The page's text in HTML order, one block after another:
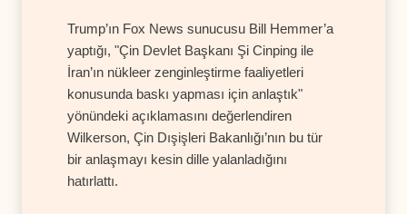
Trump’ın Fox News sunucusu Bill Hemmer’a
yaptığı, "Çin Devlet Başkanı Şi Cinping ile
İran’ın nükleer zenginleştirme faaliyetleri
konusunda baskı yapması için anlaştık"
yönündeki açıklamasını değerlendiren
Wilkerson, Çin Dışişleri Bakanlığı’nın bu tür
bir anlaşmayı kesin dille yalanladığını
hatırlattı.